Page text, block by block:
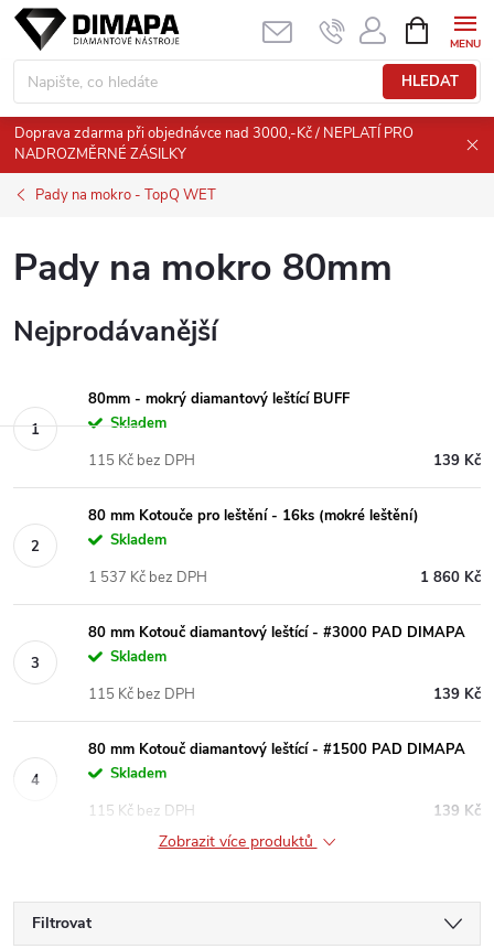
Přejít
obsah
HLEDAT
NÁKUPNÍ
KOŠÍK
Doprava zdarma při objednávce nad 3000,-Kč / NEPLATÍ PRO
NADROZMĚRNÉ ZÁSILKY
Pady na mokro - TopQ WET
Pady na mokro 80mm
Nejprodávanější
80mm - mokrý diamantový leštící BUFF
Skladem
139 Kč
115 Kč bez DPH
80 mm Kotouče pro leštění - 16ks (mokré leštění)
Skladem
1 860 Kč
1 537 Kč bez DPH
80 mm Kotouč diamantový leštící - #3000 PAD DIMAPA
Skladem
139 Kč
115 Kč bez DPH
80 mm Kotouč diamantový leštící - #1500 PAD DIMAPA
Skladem
139 Kč
115 Kč bez DPH
Zobrazit více produktů
Filtrovat